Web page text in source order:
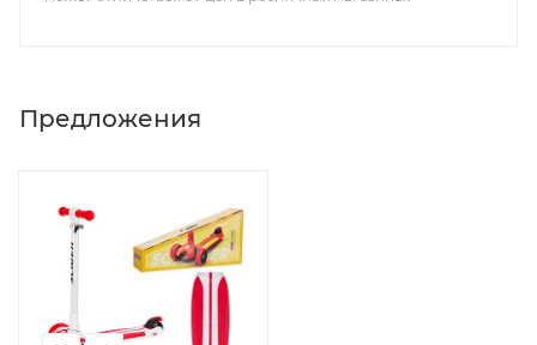
Предложения